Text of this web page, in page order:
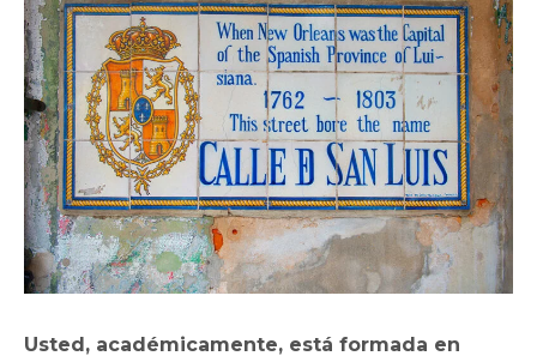
Usted, académicamente, está formada en